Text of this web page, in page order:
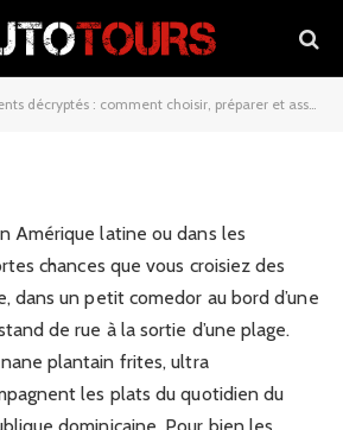
: comment choisir, préparer et associer les bons produits pour un croustillant parfait
bons produits pour
parfait
Amérique latine ou dans les
chances que vous croisiez des
dans un petit comedor au bord d’une
de rue à la sortie d’une plage.
plantain frites, ultra
les plats du quotidien du